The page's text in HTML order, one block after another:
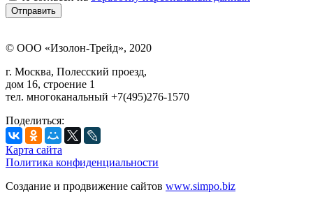
© ООО «Изолон-Трейд», 2020
г. Москва, Полесский проезд,
дом 16, строение 1
тел. многоканальный +7(495)276-1570
Поделиться:
Карта сайта
Политика конфиденциальности
Создание и продвижение сайтов www.simpo.biz